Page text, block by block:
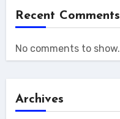
Recent Comments
No comments to show.
Archives